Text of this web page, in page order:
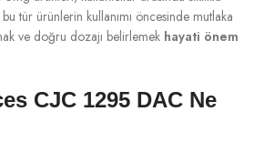
tür ürünlerin kullanımı öncesinde mutlaka
ve doğru dozajı belirlemek hayati önem
CJC 1295 DAC Ne